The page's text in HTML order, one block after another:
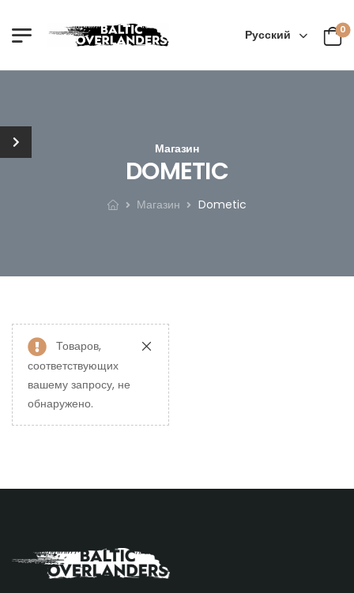
Русский 0
Магазин
DOMETIC
Магазин Dometic
Товаров,
соответствующих
вашему запросу, не
обнаружено.